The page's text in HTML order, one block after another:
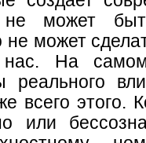
может
не может
На
реального
всего этого.
или